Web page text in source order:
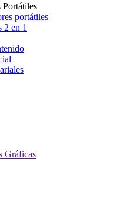
Portátiles
portátiles
2 en 1
Gráficas